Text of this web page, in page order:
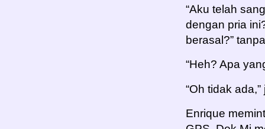
“Aku telah
dengan pria
berasal?”
“Heh? Apa
“Oh tidak
Enrique